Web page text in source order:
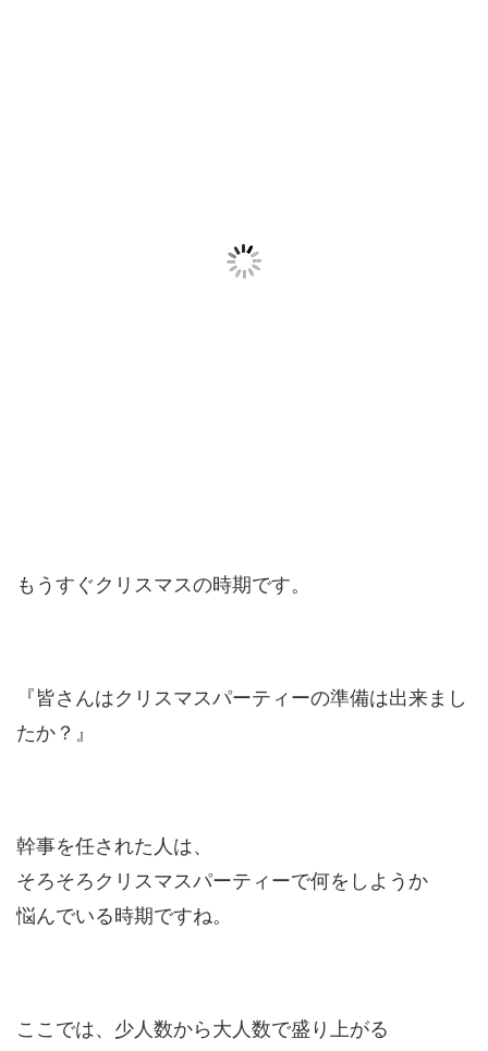
もうすぐクリスマスの時期です。
『皆さんはクリスマスパーティーの準備は出来まし
たか？』
幹事を任された人は、
そろそろクリスマスパーティーで何をしようか
悩んでいる時期ですね。
ここでは、少人数から大人数で盛り上がる